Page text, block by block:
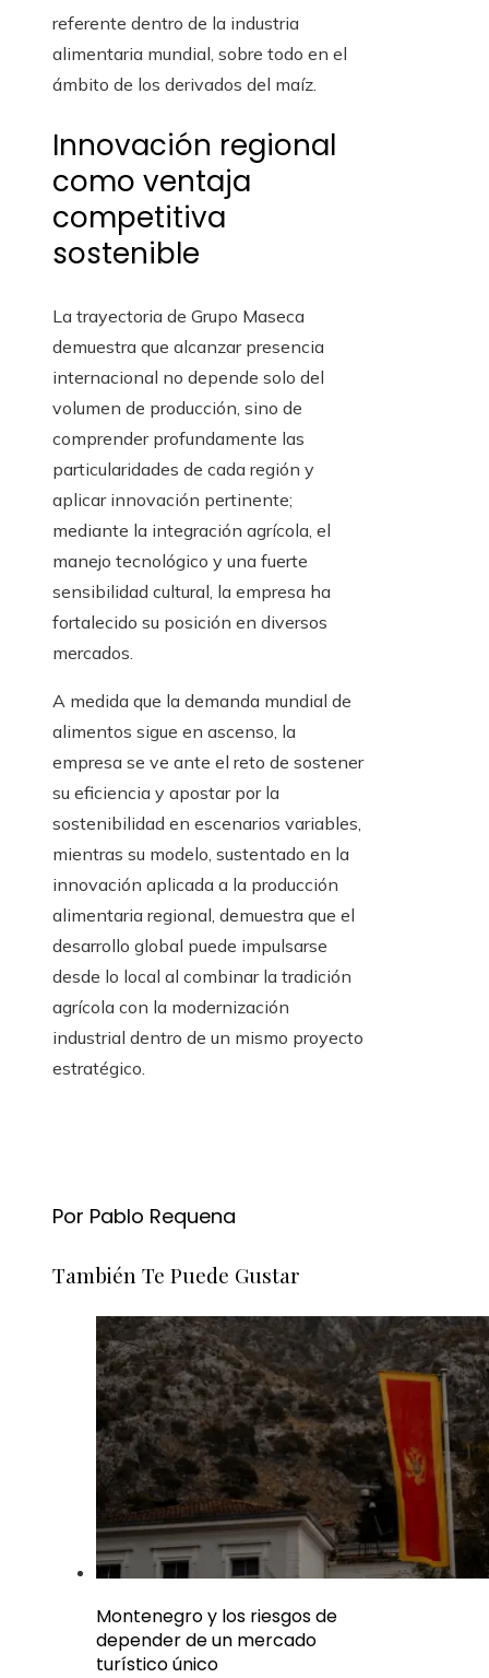
referente dentro de la industria
alimentaria mundial, sobre todo en el
ámbito de los derivados del maíz.
Innovación regional
como ventaja
competitiva
sostenible
La trayectoria de Grupo Maseca
demuestra que alcanzar presencia
internacional no depende solo del
volumen de producción, sino de
comprender profundamente las
particularidades de cada región y
aplicar innovación pertinente;
mediante la integración agrícola, el
manejo tecnológico y una fuerte
sensibilidad cultural, la empresa ha
fortalecido su posición en diversos
mercados.
A medida que la demanda mundial de
alimentos sigue en ascenso, la
empresa se ve ante el reto de sostener
su eficiencia y apostar por la
sostenibilidad en escenarios variables,
mientras su modelo, sustentado en la
innovación aplicada a la producción
alimentaria regional, demuestra que el
desarrollo global puede impulsarse
desde lo local al combinar la tradición
agrícola con la modernización
industrial dentro de un mismo proyecto
estratégico.
Por Pablo Requena
También Te Puede Gustar
Montenegro y los riesgos de
depender de un mercado
turístico único